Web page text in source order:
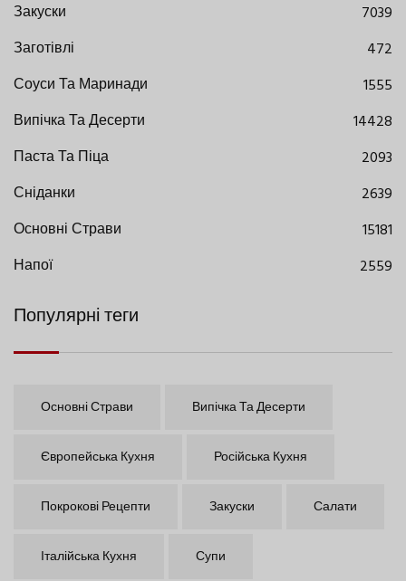
Закуски
7039
Заготівлі
472
Соуси Та Маринади
1555
Випічка Та Десерти
14428
Паста Та Піца
2093
Сніданки
2639
Основні Страви
15181
Напої
2559
Популярні теги
Основні Страви Випічка Та Десерти
Європейська Кухня Російська Кухня
Покрокові Рецепти Закуски Салати
Італійська Кухня Супи